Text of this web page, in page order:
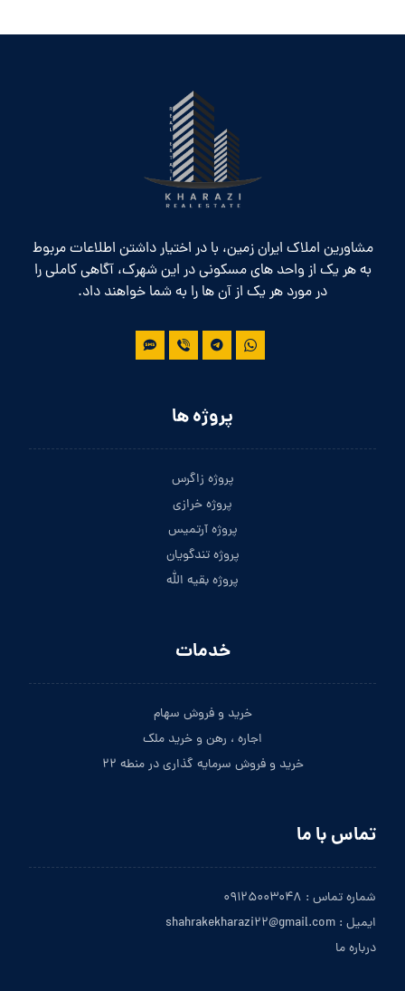
مشاورین املاک ایران زمین، با در اختیار داشتن اطلاعات مربوط
به هر یک از واحد های مسکونی در این شهرک، آگاهی کاملی را
در مورد هر یک از آن ها را به شما خواهند داد.
پروژه ها
پروژه زاگرس
پروژه خرازی
پروژه آرتمیس
پروژه تندگویان
پروژه بقیه الله
خدمات
خرید و فروش سهام
اجاره ، رهن و خرید ملک
خرید و فروش سرمایه گذاری در منطه ۲۲
تماس با ما
شماره تماس : ۰۹۱۲۵۰۰۳۰۴۸
ایمیل : shahrakekharazi۲۲@gmail.com
درباره ما